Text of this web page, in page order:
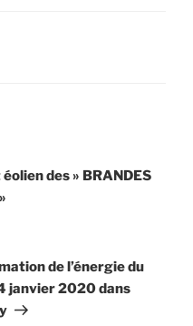
des » BRANDES
de l’énergie du
janvier 2020 dans